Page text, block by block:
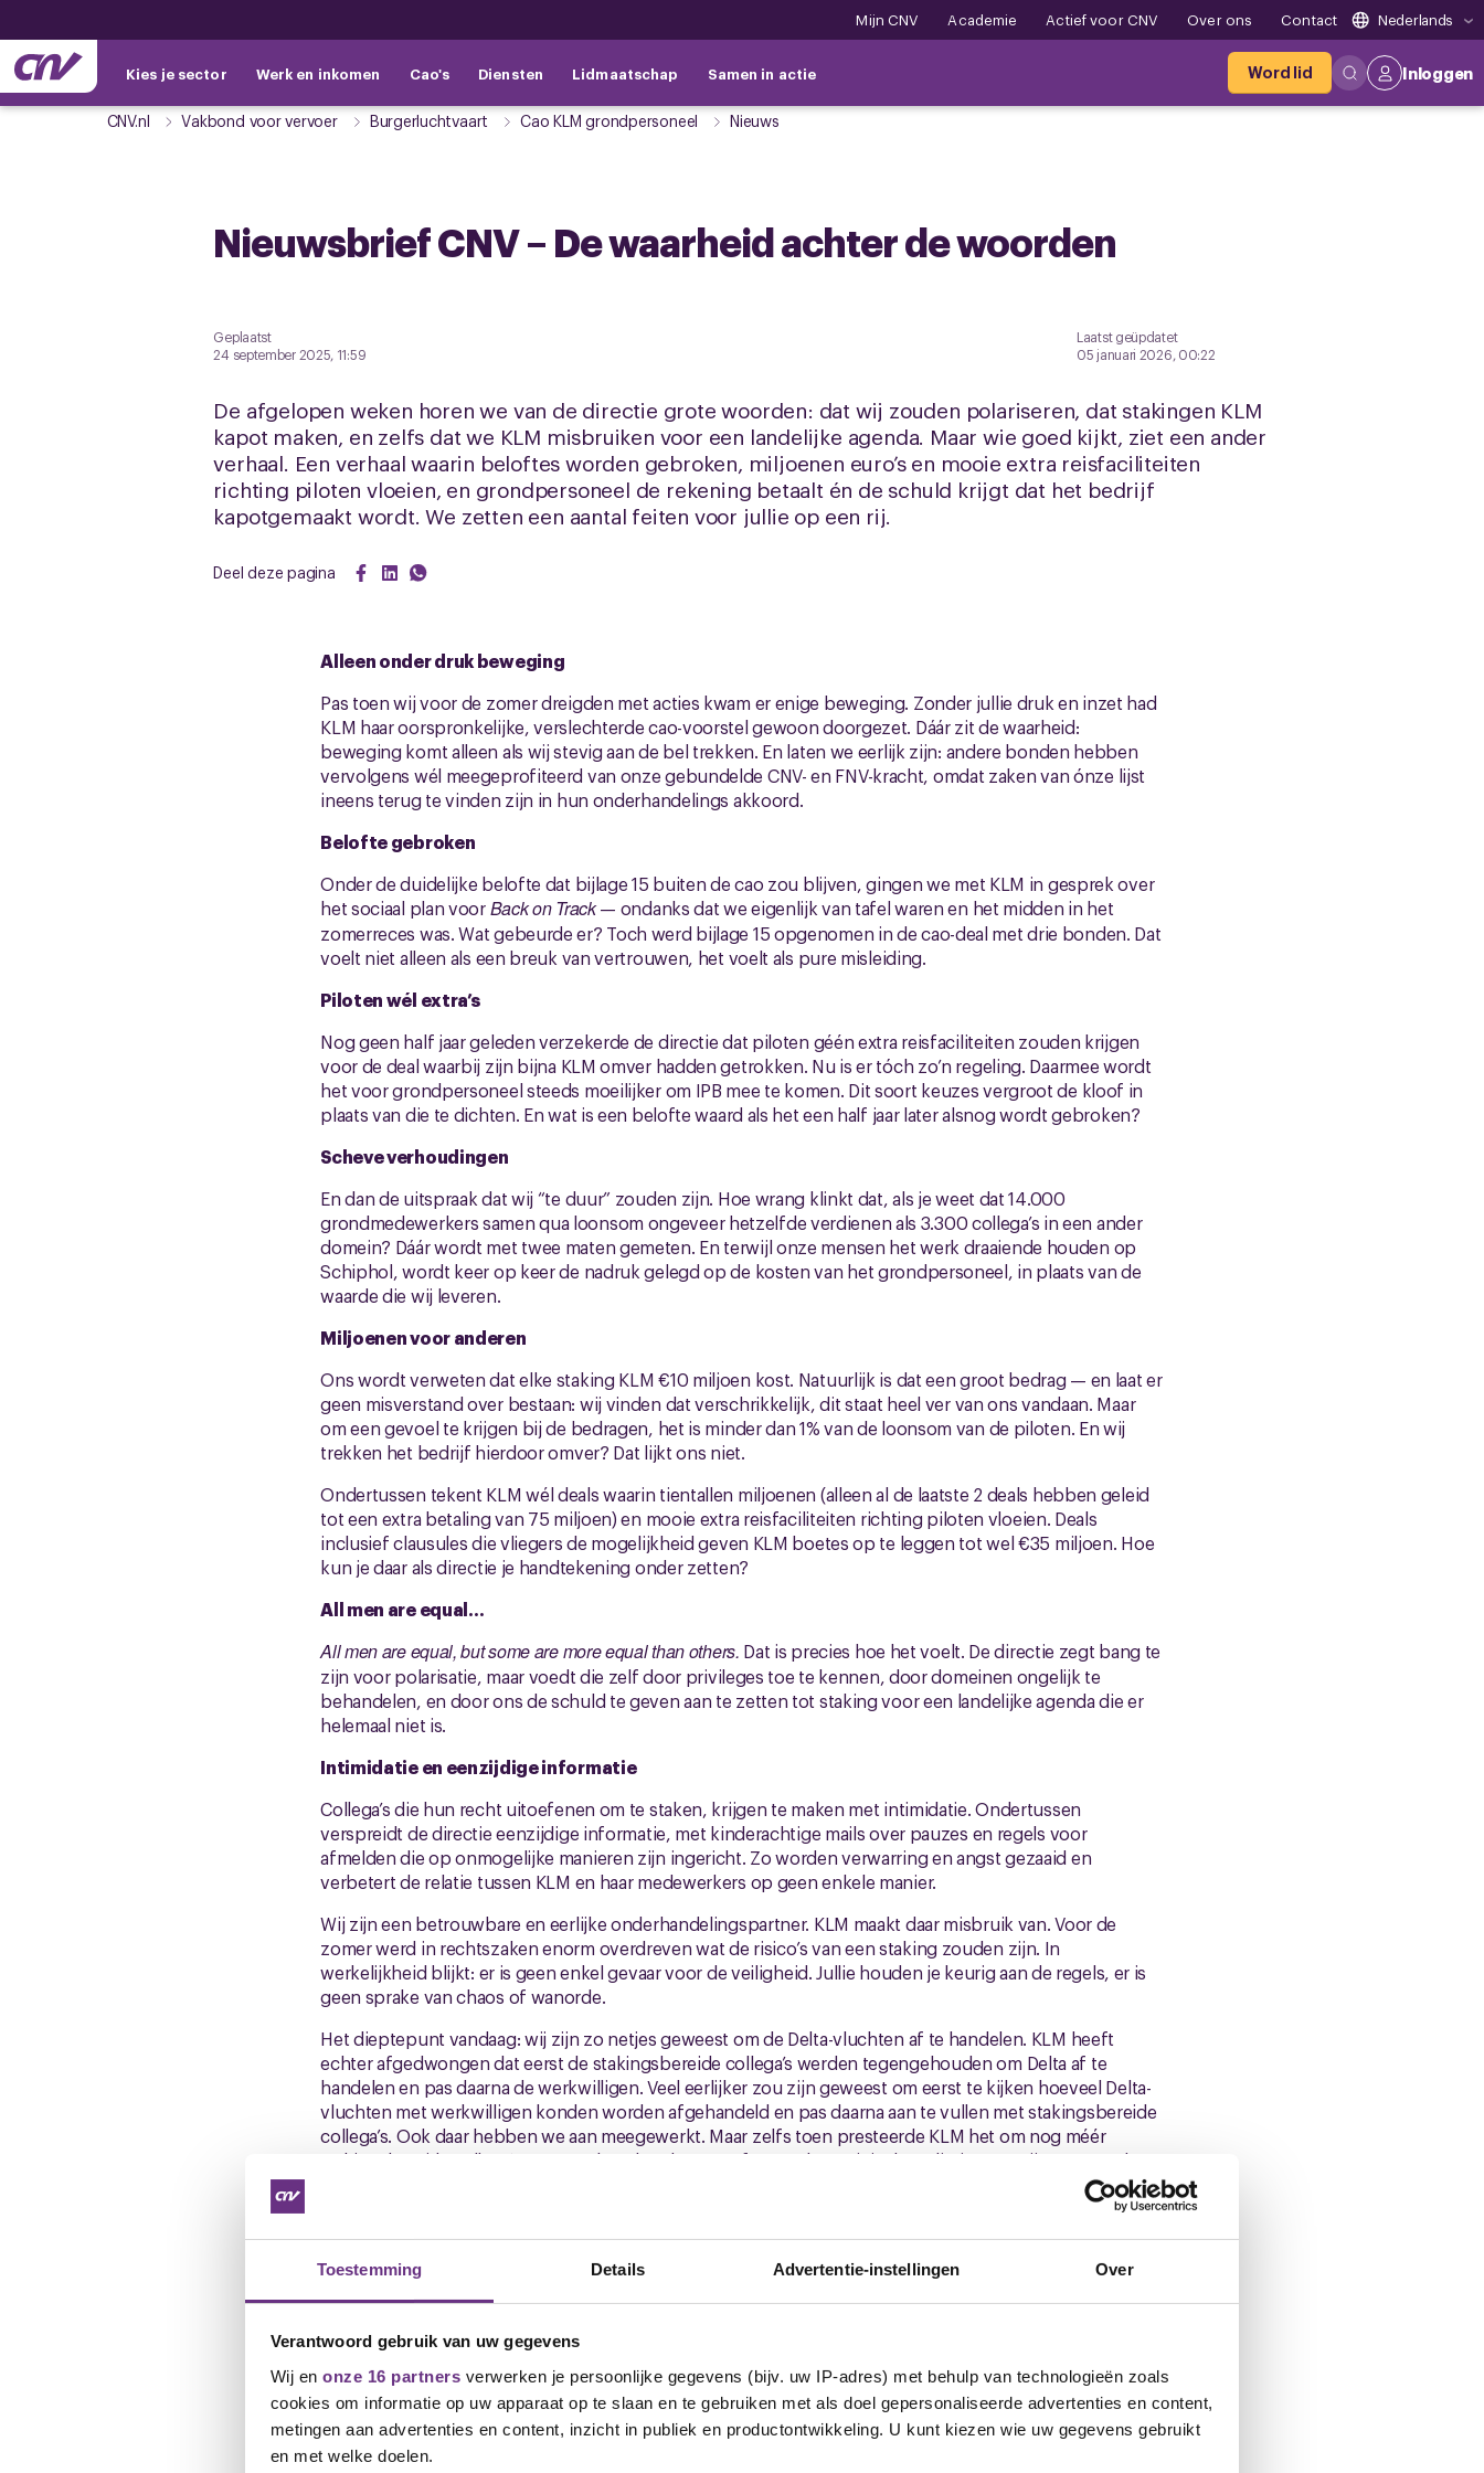
Toestemming Details Advertentie-instellingen Over
Verantwoord gebruik van uw gegevens
Wij en onze 16 partners verwerken je persoonlijke gegevens (bijv. uw IP-adres) met behulp van technologieën zoals
cookies om informatie op uw apparaat op te slaan en te gebruiken met als doel gepersonaliseerde advertenties en content,
metingen aan advertenties en content, inzicht in publiek en productontwikkeling. U kunt kiezen wie uw gegevens gebruikt
en met welke doelen.
Mijn CNV Academie Actief voor CNV Over ons Contact Nederlands
Kies je sector Werk en inkomen Cao's Diensten Lidmaatschap Samen in actie Word lid Inloggen
CNV.nl Vakbond voor vervoer Burgerluchtvaart Cao KLM grondpersoneel Nieuws
Nieuwsbrief CNV – De waarheid achter de woorden
Geplaatst
24 september 2025, 11:59
Laatst geüpdatet
05 januari 2026, 00:22
De afgelopen weken horen we van de directie grote woorden: dat wij zouden polariseren, dat stakingen KLM
kapot maken, en zelfs dat we KLM misbruiken voor een landelijke agenda. Maar wie goed kijkt, ziet een ander
verhaal. Een verhaal waarin beloftes worden gebroken, miljoenen euro’s en mooie extra reisfaciliteiten
richting piloten vloeien, en grondpersoneel de rekening betaalt én de schuld krijgt dat het bedrijf
kapotgemaakt wordt. We zetten een aantal feiten voor jullie op een rij.
Deel deze pagina
Alleen onder druk beweging
Pas toen wij voor de zomer dreigden met acties kwam er enige beweging. Zonder jullie druk en inzet had
KLM haar oorspronkelijke, verslechterde cao-voorstel gewoon doorgezet. Dáár zit de waarheid:
beweging komt alleen als wij stevig aan de bel trekken. En laten we eerlijk zijn: andere bonden hebben
vervolgens wél meegeprofiteerd van onze gebundelde CNV- en FNV-kracht, omdat zaken van ónze lijst
ineens terug te vinden zijn in hun onderhandelings akkoord.
Belofte gebroken
Onder de duidelijke belofte dat bijlage 15 buiten de cao zou blijven, gingen we met KLM in gesprek over
het sociaal plan voorBack on Track— ondanks dat we eigenlijk van tafel waren en het midden in het
zomerreces was. Wat gebeurde er? Toch werd bijlage 15 opgenomen in de cao-deal met drie bonden. Dat
voelt niet alleen als een breuk van vertrouwen, het voelt als pure misleiding.
Piloten wél extra’s
Nog geen half jaar geleden verzekerde de directie dat piloten géén extra reisfaciliteiten zouden krijgen
voor de deal waarbij zijn bijna KLM omver hadden getrokken. Nu is er tóch zo’n regeling. Daarmee wordt
het voor grondpersoneel steeds moeilijker om IPB mee te komen. Dit soort keuzes vergroot de kloof in
plaats van die te dichten. En wat is een belofte waard als het een half jaar later alsnog wordt gebroken?
Scheve verhoudingen
En dan de uitspraak dat wij “te duur” zouden zijn. Hoe wrang klinkt dat, als je weet dat 14.000
grondmedewerkers samen qua loonsom ongeveer hetzelfde verdienen als 3.300 collega’s in een ander
domein? Dáár wordt met twee maten gemeten. En terwijl onze mensen het werk draaiende houden op
Schiphol, wordt keer op keer de nadruk gelegd op de kosten van het grondpersoneel, in plaats van de
waarde die wij leveren.
Miljoenen voor anderen
Ons wordt verweten dat elke staking KLM €10 miljoen kost. Natuurlijk is dat een groot bedrag — en laat er
geen misverstand over bestaan: wij vinden dat verschrikkelijk, dit staat heel ver van ons vandaan. Maar
om een gevoel te krijgen bij de bedragen, het is minder dan 1% van de loonsom van de piloten. En wij
trekken het bedrijf hierdoor omver? Dat lijkt ons niet.
Ondertussen tekent KLM wél deals waarin tientallen miljoenen (alleen al de laatste 2 deals hebben geleid
tot een extra betaling van 75 miljoen) en mooie extra reisfaciliteiten richting piloten vloeien. Deals
inclusief clausules die vliegers de mogelijkheid geven KLM boetes op te leggen tot wel €35 miljoen. Hoe
kun je daar als directie je handtekening onder zetten?
All men are equal…
All men are equal, but some are more equal than others. Dat is precies hoe het voelt. De directie zegt bang te
zijn voor polarisatie, maar voedt die zelf door privileges toe te kennen, door domeinen ongelijk te
behandelen, en door ons de schuld te geven aan te zetten tot staking voor een landelijke agenda die er
helemaal niet is.
Intimidatie en eenzijdige informatie
Collega’s die hun recht uitoefenen om te staken, krijgen te maken met intimidatie. Ondertussen
verspreidt de directie eenzijdige informatie, met kinderachtige mails over pauzes en regels voor
afmelden die op onmogelijke manieren zijn ingericht. Zo worden verwarring en angst gezaaid en
verbetert de relatie tussen KLM en haar medewerkers op geen enkele manier.
Wij zijn een betrouwbare en eerlijke onderhandelingspartner. KLM maakt daar misbruik van. Voor de
zomer werd in rechtszaken enorm overdreven wat de risico’s van een staking zouden zijn. In
werkelijkheid blijkt: er is geen enkel gevaar voor de veiligheid. Jullie houden je keurig aan de regels, er is
geen sprake van chaos of wanorde.
Het dieptepunt vandaag: wij zijn zo netjes geweest om de Delta-vluchten af te handelen. KLM heeft
echter afgedwongen dat eerst de stakingsbereide collega’s werden tegengehouden om Delta af te
handelen en pas daarna de werkwilligen. Veel eerlijker zou zijn geweest om eerst te kijken hoeveel Delta-
vluchten met werkwilligen konden worden afgehandeld en pas daarna aan te vullen met stakingsbereide
collega’s. Ook daar hebben we aan meegewerkt. Maar zelfs toen presteerde KLM het om nog méér
stakingsbereide collega’s tegen te houden dan was afgesproken. Dit is de realiteit waar wij mee te maken
dat de deur altijd openstaat… kijk dan eerst in de spiegel en wees eerlijk over je eigen rol in deze
vervelende situatie.
Waarom CNV staakt
Wij zijn geen vakbond die lichtzinnig naar een staking grijpt. Integendeel. Maar als zelfs CNV daartoe
besluit, dan is er écht iets fundamenteel scheef. Wij staken niet uit gemak, niet vanuit een landelijke
agenda, maar uit noodzaak. Omdat het gaat om gelijkwaardigheid, eerlijkheid en de toekomst van álle
KLM’ers.